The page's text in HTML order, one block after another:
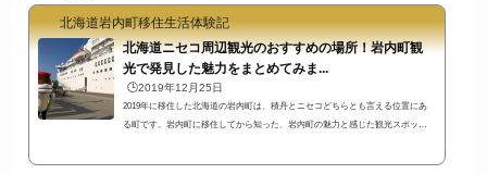
北海道岩内町移住生活体験記
北海道ニセコ周辺観光のおすすめの場所！岩内町観
光で発見した魅力をまとめてみま...
🕒️2019年12月25日
2019年に移住した北海道の岩内町は、積丹とニセコどちらとも言える位置にあ
る町です。岩内町に移住してから知った、岩内町の魅力と感じた観光スポッ